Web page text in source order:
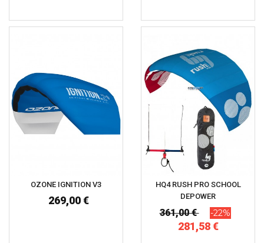
OZONE IGNITION V3
269,00 €
HQ4 RUSH PRO SCHOOL
DEPOWER
361,00 € -22%
281,58 €